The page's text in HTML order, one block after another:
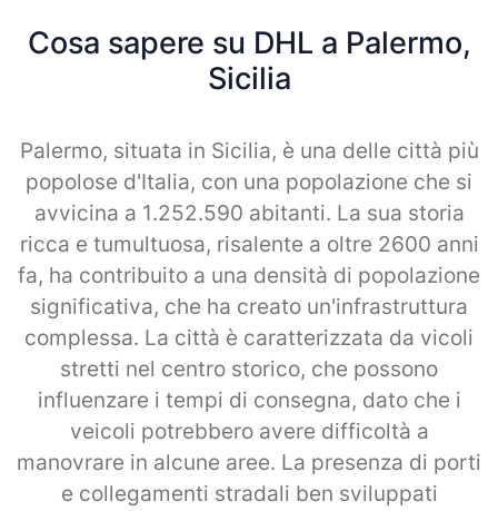
Cosa sapere su DHL a Palermo,
Sicilia
Palermo, situata in Sicilia, è una delle città più
popolose d'Italia, con una popolazione che si
avvicina a 1.252.590 abitanti. La sua storia
ricca e tumultuosa, risalente a oltre 2600 anni
fa, ha contribuito a una densità di popolazione
significativa, che ha creato un'infrastruttura
complessa. La città è caratterizzata da vicoli
stretti nel centro storico, che possono
influenzare i tempi di consegna, dato che i
veicoli potrebbero avere difficoltà a
manovrare in alcune aree. La presenza di porti
e collegamenti stradali ben sviluppati